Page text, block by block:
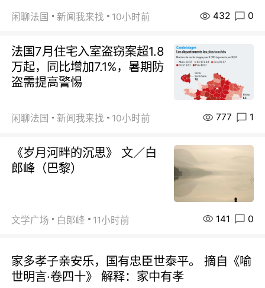
闲聊法国 新闻我来找 10小时前 432 0
法国7月住宅入室盗窃案超1.8
万起，同比增加7.1%，暑期防
盗需提高警惕
闲聊法国 新闻我来找 10小时前 777 1
《岁月河畔的沉思》 文／白
郎峰（巴黎）
文学广场 白郞峰 11小时前 141 0
家多孝子亲安乐，国有忠臣世泰平。 摘自《喻
世明言·卷四十》 解释：家中有孝